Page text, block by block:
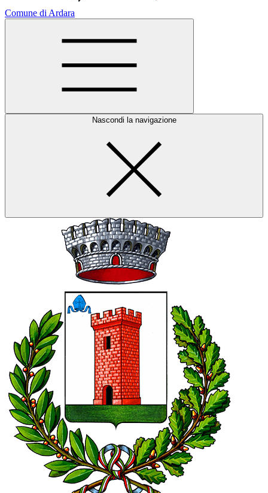
Comune di Ardara
Nascondi la navigazione